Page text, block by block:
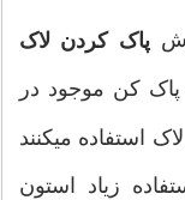
پاک کردن لاک
پاک کن موجود در
استفاده میکنند
زیاد استون